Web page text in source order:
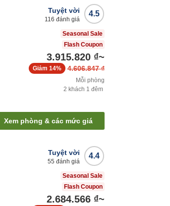
4.5
Tuyệt vời
116 đánh giá
Seasonal Sale
Flash Coupon
3.915.820 ₫~
4.606.847 ₫
Giảm 14%
Mỗi phòng
2 khách 1 đêm
Xem phòng & các mức giá
4.4
Tuyệt vời
55 đánh giá
Seasonal Sale
Flash Coupon
2.684.566 ₫~